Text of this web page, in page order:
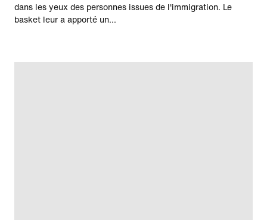
dans les yeux des personnes issues de l'immigration. Le
basket leur a apporté un...